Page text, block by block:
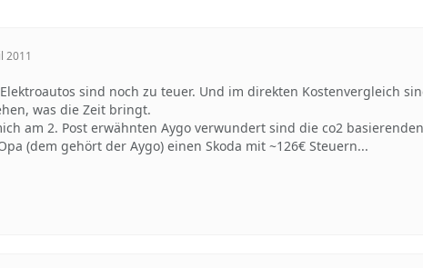
2011
sind noch zu teuer. Und im direkten Kostenvergleich
was die Zeit bringt.
am 2. Post erwähnten Aygo verwundert sind die co2
(dem gehört der Aygo) einen Skoda mit ~126€ Steuern...